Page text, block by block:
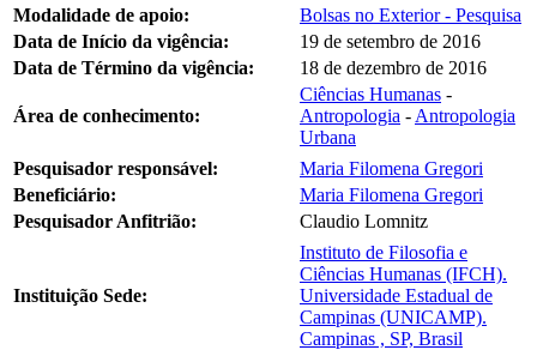
Modalidade de apoio:
Bolsas no Exterior - Pesquisa
Data de Início da vigência:
19 de setembro de 2016
Data de Término da vigência:
18 de dezembro de 2016
Área de conhecimento:
Ciências Humanas -
Antropologia - Antropologia
Urbana
Pesquisador responsável:
Maria Filomena Gregori
Beneficiário:
Maria Filomena Gregori
Pesquisador Anfitrião:
Claudio Lomnitz
Instituição Sede:
Instituto de Filosofia e
Ciências Humanas (IFCH).
Universidade Estadual de
Campinas (UNICAMP).
Campinas , SP, Brasil